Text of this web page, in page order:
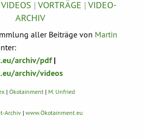
VIDEOS | VORTRÄGE | VIDEO-
ARCHIV
aller Beiträge von Martin
archiv/pdf|
archiv/videos
| Ökotainment | M. Unfried
Archiv | www.Ökotainment.eu